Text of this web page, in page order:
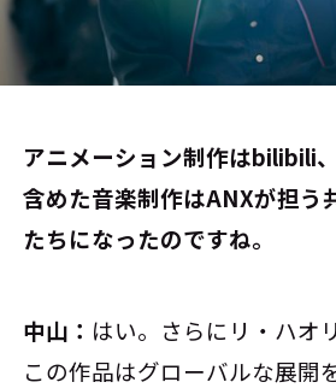
――アニメーション制作はbilibili
含めた音楽制作はANXが担う
たちになったのですね。
中山： はい。さらにリ・ハオ
この作品はグローバルな展開